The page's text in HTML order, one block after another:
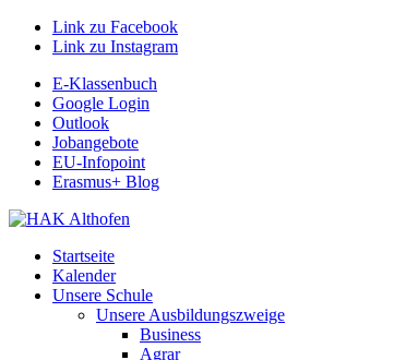
Link zu Facebook
Link zu Instagram
E-Klassenbuch
Google Login
Outlook
Jobangebote
EU-Infopoint
Erasmus+ Blog
Startseite
Kalender
Unsere Schule
Unsere Ausbildungszweige
Business
Agrar